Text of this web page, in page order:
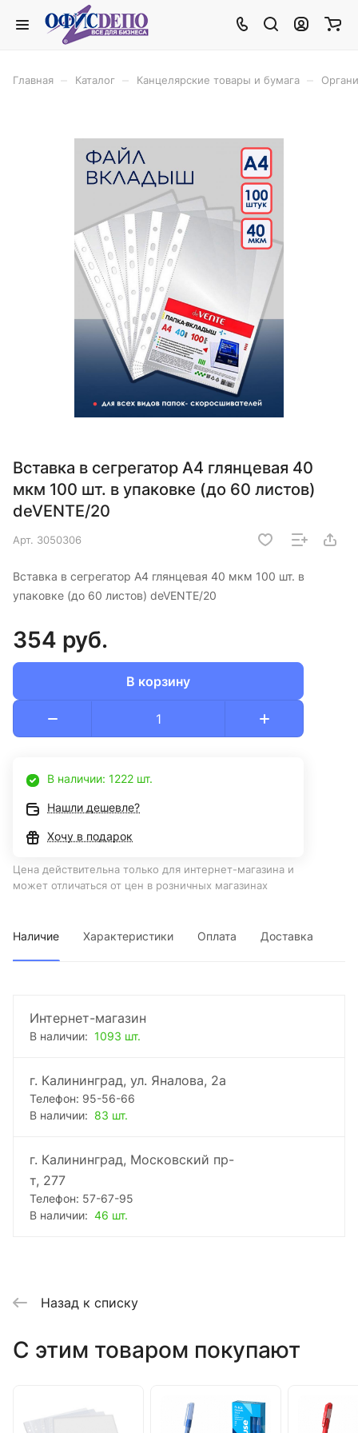
Главная Каталог Канцелярские товары и бумага
Вставка в сегрегатор А4 глянцевая 40
мкм 100 шт. в упаковке (до 60 листов)
deVENTE/20
Арт. 3050306
Вставка в сегрегатор А4 глянцевая 40 мкм 100 шт. в
упаковке (до 60 листов) deVENTE/20
354 руб.
В корзину
В наличии: 1222 шт.
Нашли дешевле?
Хочу в подарок
Цена действительна только для интернет-магазина и
может отличаться от цен в розничных магазинах
Наличие Характеристики Оплата Доставка
Интернет-магазин
В наличии: 1093 шт.
г. Калининград, ул. Яналова, 2а
Телефон: 95-56-66
В наличии: 83 шт.
г. Калининград, Московский пр-
т, 277
Телефон: 57-67-95
В наличии: 46 шт.
Назад к списку
C этим товаром покупают